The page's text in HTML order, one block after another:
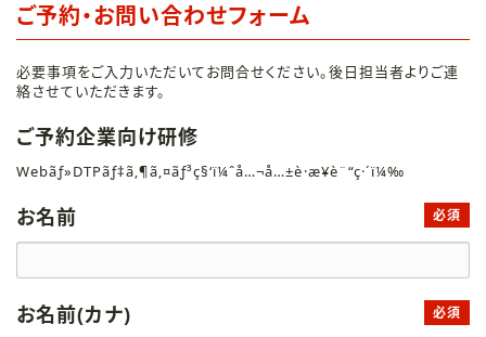
ご予約・お問い合わせフォーム
必要事項をご入力いただいてお問合せください。後日担当者よりご連
絡させていただきます。
ご予約企業向け研修
Webãƒ»DTPãƒ‡ã‚¶ã‚¤ãƒ³ç§‘ï¼ˆå…¬å…±è·æ¥­è¨“ç·´ï¼‰
お名前 必須
お名前(カナ) 必須